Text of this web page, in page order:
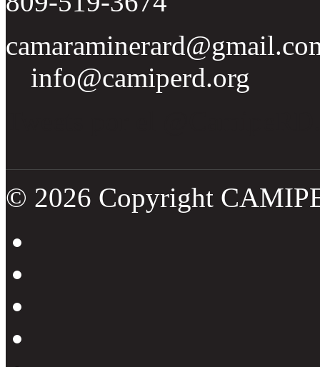
info@camiperd.org
© 2026 Copyright